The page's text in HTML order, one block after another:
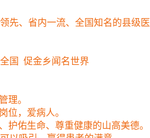
、省内一流、全国知名的县级医
国 促金乡闻名世界
理。
位，爱病人。
护佑生命、尊重健康的山高美德。